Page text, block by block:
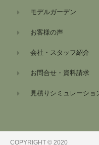
モデルガーデン
お客様の声
会社・スタッフ紹介
お問合せ・資料請求
見積りシミュレーショ
COPYRIGHT © 2020